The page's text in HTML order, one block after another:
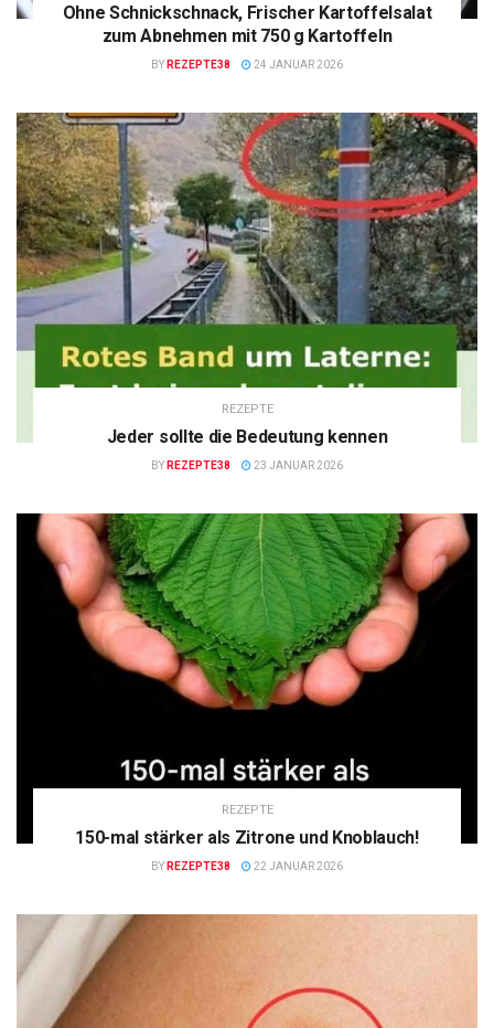
Ohne Schnickschnack, Frischer Kartoffelsalat
zum Abnehmen mit 750 g Kartoffeln
BY REZEPTE38 24 JANUAR 2026
REZEPTE
Jeder sollte die Bedeutung kennen
BY REZEPTE38 23 JANUAR 2026
REZEPTE
150-mal stärker als Zitrone und Knoblauch!
BY REZEPTE38 22 JANUAR 2026